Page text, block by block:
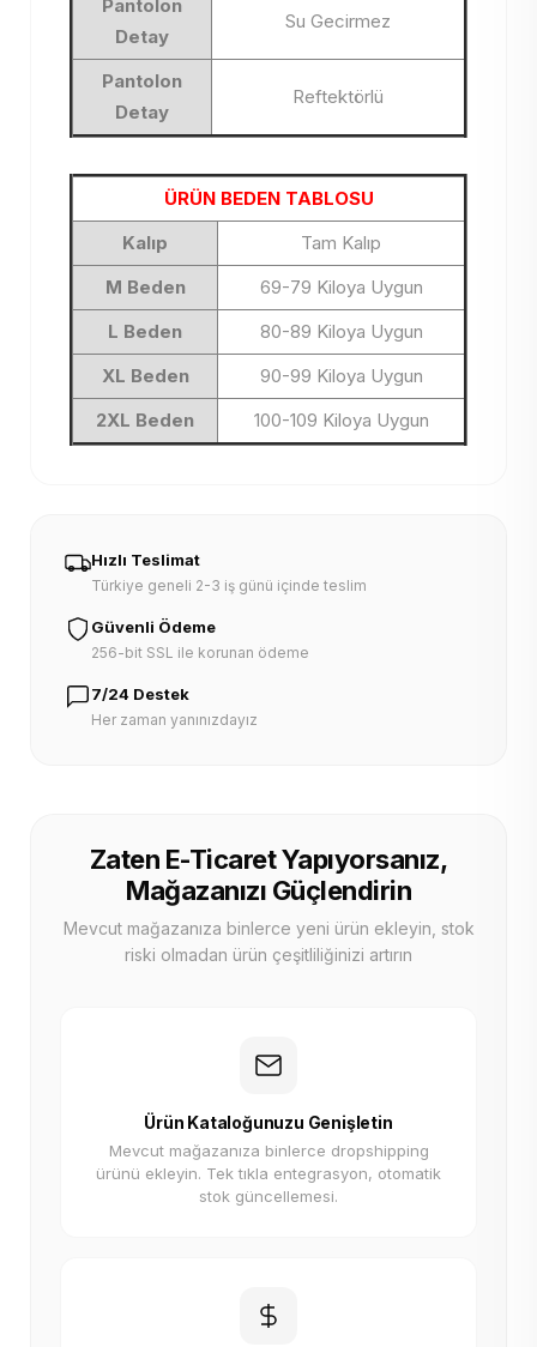
Pantolon
Detay
Su Gecirmez
Pantolon
Detay
Reftektörlü
ÜRÜN BEDEN TABLOSU
Kalıp
Tam Kalıp
M Beden
69-79 Kiloya Uygun
L Beden
80-89 Kiloya Uygun
XL Beden
90-99 Kiloya Uygun
2XL Beden
100-109 Kiloya Uygun
Hızlı Teslimat
Türkiye geneli 2-3 iş günü içinde teslim
Güvenli Ödeme
256-bit SSL ile korunan ödeme
7/24 Destek
Her zaman yanınızdayız
Zaten E-Ticaret Yapıyorsanız,
Mağazanızı Güçlendirin
Mevcut mağazanıza binlerce yeni ürün ekleyin, stok
riski olmadan ürün çeşitliliğinizi artırın
Ürün Kataloğunuzu Genişletin
Mevcut mağazanıza binlerce dropshipping
ürünü ekleyin. Tek tıkla entegrasyon, otomatik
stok güncellemesi.